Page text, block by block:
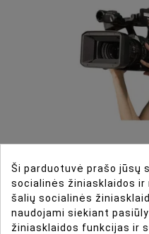
ORCA OR-54
DVX-200 Camera
€ 32.45
Ši parduotuvė prašo jūsų
socialinės žiniasklaidos
šalių socialinės
naudojami siekiant
žiniasklaidos funkcijas ir